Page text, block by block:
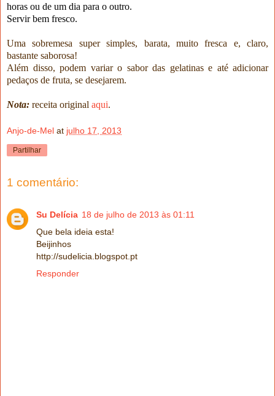
horas ou de um dia para o outro.
Servir bem fresco.
Uma sobremesa super simples, barata, muito fresca e, claro,
bastante saborosa!
Além disso, podem variar o sabor das gelatinas e até adicionar
pedaços de fruta, se desejarem.
Nota: receita original aqui.
Anjo-de-Mel at julho 17, 2013
Partilhar
1 comentário:
Su Delícia 18 de julho de 2013 às 01:11
Que bela ideia esta!
Beijinhos
http://sudelicia.blogspot.pt
Responder